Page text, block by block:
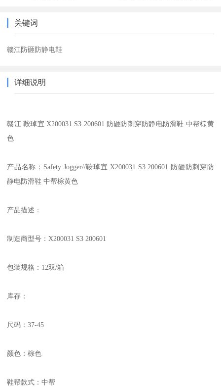
关键词
赣江防砸防静电鞋
详细说明
赣江 鞍琸宜 X200031 S3 200601 防砸防刺穿防静电防滑鞋 中帮棕黄
色
产品名称：Safety Jogger//鞍琸宜 X200031 S3 200601 防砸防刺穿防
静电防滑鞋 中帮棕黄色
产品描述：
制造商型号：X200031 S3 200601
包装规格：12双/箱
库存：
尺码：37-45
颜色：棕色
鞋帮款式：中帮